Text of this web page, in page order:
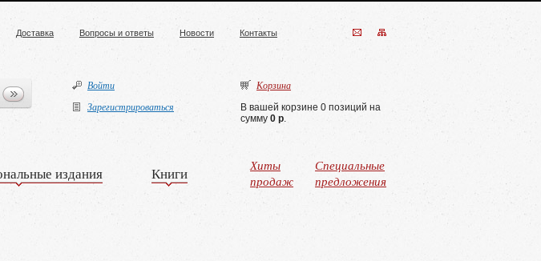
Доставка Вопросы и ответы Новости Контакты
Войти
Зарегистрироваться
Корзина
В вашей корзине 0 позиций на
сумму 0 р.
издания Книги
Хиты
продаж
Специальные
предложения